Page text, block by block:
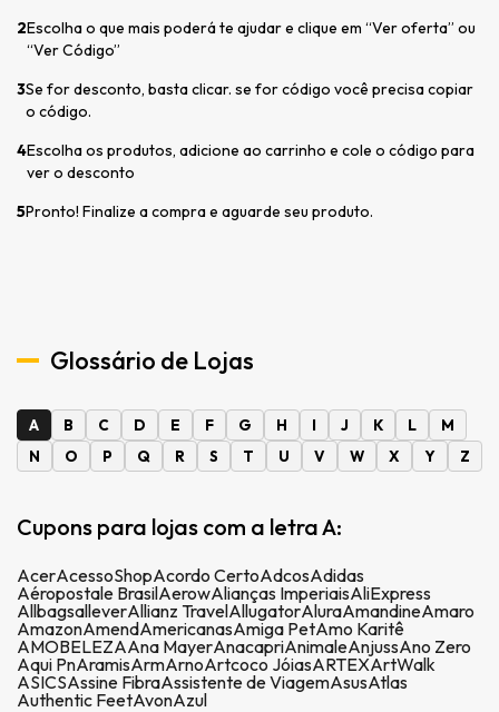
2Escolha o que mais poderá te ajudar e clique em “Ver oferta” ou
“Ver Código”
3Se for desconto, basta clicar. se for código você precisa copiar
o código.
4Escolha os produtos, adicione ao carrinho e cole o código para
ver o desconto
5Pronto! Finalize a compra e aguarde seu produto.
Glossário de Lojas
A B C D E F G H I J K L
M
N
O P Q R S T U V W X Y Z
Cupons para lojas com a letra A:
AcerAcessoShopAcordo CertoAdcosAdidas
Aéropostale BrasilAerowAlianças ImperiaisAliExpress
AllbagsalleverAllianz TravelAllugatorAluraAmandineAmaro
AmazonAmendAmericanasAmiga PetAmo Karitê
AMOBELEZAAna MayerAnacapriAnimaleAnjussAno Zero
Aqui PnAramisArmArnoArtcoco JóiasARTEXArtWalk
ASICSAssine FibraAssistente de ViagemAsusAtlas
Authentic FeetAvonAzul